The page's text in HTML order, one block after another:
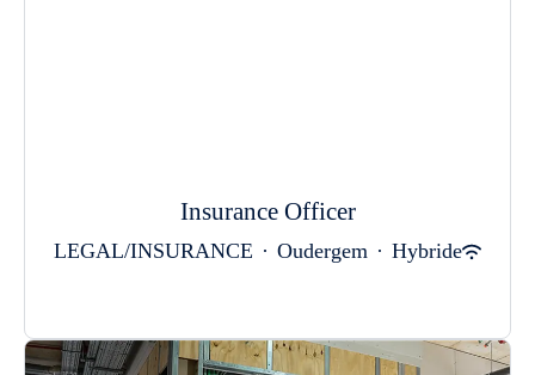
Insurance Officer
LEGAL/INSURANCE · Oudergem · Hybride